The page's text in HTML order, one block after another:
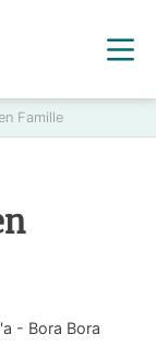
Famille
- Bora Bora